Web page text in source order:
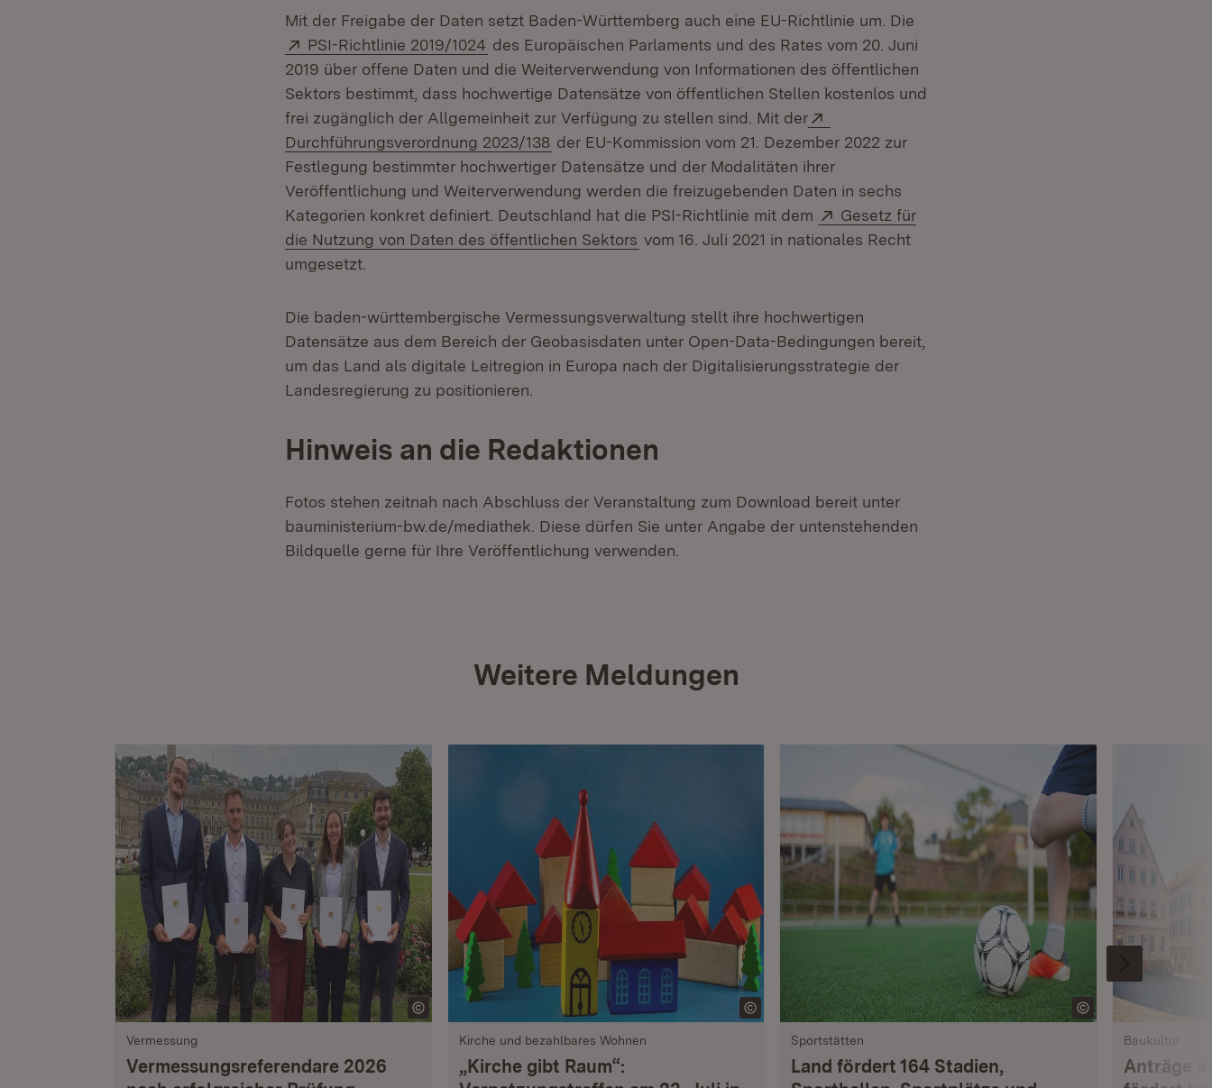
Mit der Freigabe der Daten setzt Baden-Württemberg auch eine EU-Richtlinie um. Die
Extern:
PSI-Richtlinie 2019/1024 (Öffnet in neuem Fenster)
des Europäischen Parlaments und des Rates vom 20. Juni
2019 über offene Daten und die Weiterverwendung von Informationen des öffentlichen
Sektors bestimmt, dass hochwertige Datensätze von öffentlichen Stellen kostenlos und
frei zugänglich der Allgemeinheit zur Verfügung zu stellen sind. Mit der
Durchführungsverordnung 2023/138 (Öffnet in neuem Fenster)
der EU-Kommission vom 21. Dezember 2022 zur
Festlegung bestimmter hochwertiger Datensätze und der Modalitäten ihrer
Veröffentlichung und Weiterverwendung werden die freizugebenden Daten in sechs
Kategorien konkret definiert. Deutschland hat die PSI-Richtlinie mit dem
Extern:
Gesetz für
die Nutzung von Daten des öffentlichen Sektors (Öffnet in neuem Fenster)
vom 16. Juli 2021 in nationales Recht
umgesetzt.
Die baden-württembergische Vermessungsverwaltung stellt ihre hochwertigen
Datensätze aus dem Bereich der Geobasisdaten unter Open-Data-Bedingungen bereit,
um das Land als digitale Leitregion in Europa nach der Digitalisierungsstrategie der
Landesregierung zu positionieren.
Hinweis an die Redaktionen
Fotos stehen zeitnah nach Abschluss der Veranstaltung zum Download bereit unter
bauministerium-bw.de/mediathek. Diese dürfen Sie unter Angabe der untenstehenden
Bildquelle gerne für Ihre Veröffentlichung verwenden.
Weitere Meldungen
Vermessung
Vermessungsreferendare 2026
Kirche und bezahlbares Wohnen
„Kirche gibt Raum“:
Sportstätten
Land fördert 164 Stadien,
Baukultur
Anträge